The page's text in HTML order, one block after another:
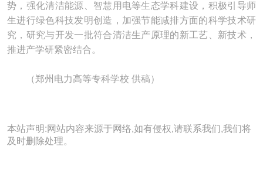
势，强化清洁能源、智慧用电等生态学科建设，积极引导师
生进行绿色科技发明创造，加强节能减排方面的科学技术研
究，研究与开发一批符合清洁生产原理的新工艺、新技术，
推进产学研紧密结合。
（郑州电力高等专科学校 供稿）
本站声明:网站内容来源于网络,如有侵权,请联系我们,我们将
及时删除处理。